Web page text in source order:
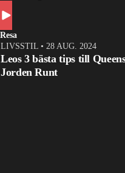
Resa
LIVSSTIL • 28 AUG. 2024
Leos 3 bästa tips till
Jorden Runt